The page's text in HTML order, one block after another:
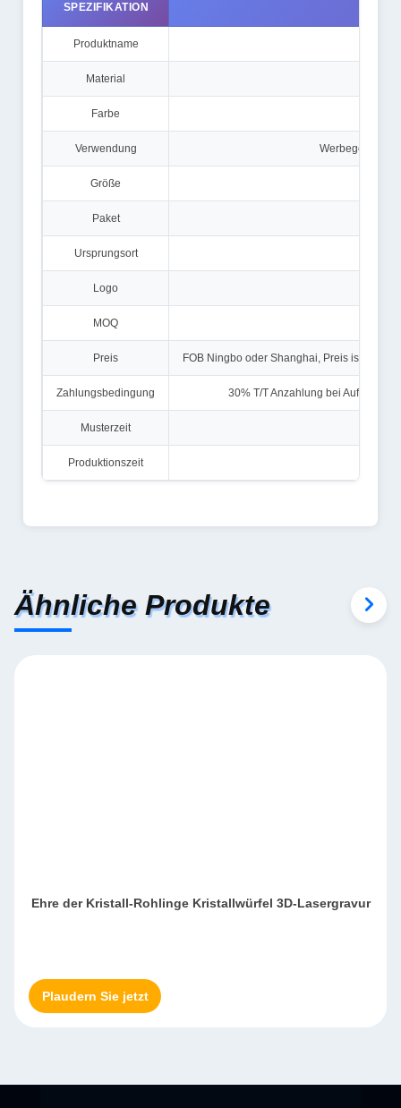
SPEZIFIKATION
Produktname
Material
Farbe
Verwendung
Größe
Paket
Ursprungsort
Logo
MOQ
Preis FOB Ningbo oder Shanghai, Preis ist
Zahlungsbedingung 30% T/T Anzahlung bei
Musterzeit
Produktionszeit
Ähnliche Produkte
Ehre der Kristall-Rohlinge Kristallwürfel 3D-Lasergravur
Plaudern Sie jetzt